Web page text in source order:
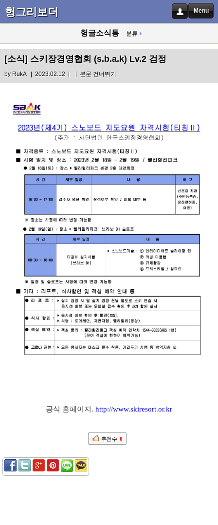
헝그리보더 Menu
헝글소식통 분류
[소식] 스키장경영협회 (s.b.a.k) Lv.2 검정
by RukA| 2023.02.12 | | 본문 건너뛰기
공식 홈페이지. http://www.skiresort.or.kr
추천 수 0